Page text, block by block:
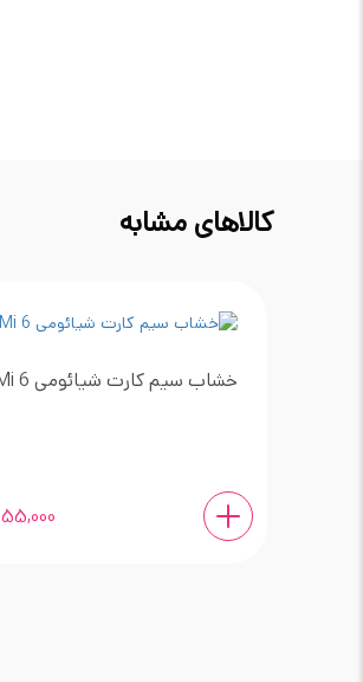
کالاهای مشابه
خشاب سیم کارت شیائومی Mi 6
55,000